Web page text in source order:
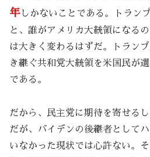
年 しかないことである。トラン
と、誰がアメリカ大統領になる
は大きく変わるはずだ。トランプ
き継ぐ共和党大統領を米国民が
である。
だから、民主党に期待を寄せる
だが、バイデンの後継者として
いなかった現状では心許ない。そ